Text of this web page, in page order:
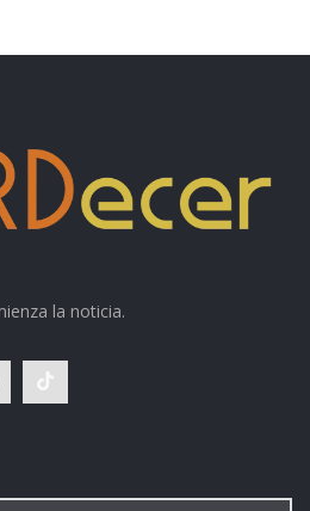
la noticia.